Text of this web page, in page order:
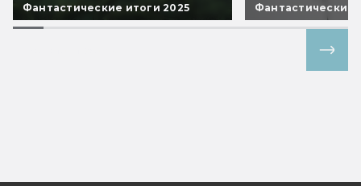
Фантастические итоги 2025 Фантастические